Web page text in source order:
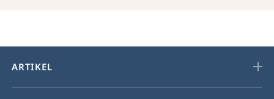
ARTIKEL